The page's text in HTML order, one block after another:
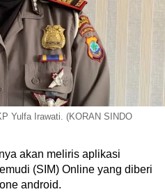
Yulfa Irawati. (KORAN SINDO
akan meliris aplikasi
(SIM) Online yang diberi
android.